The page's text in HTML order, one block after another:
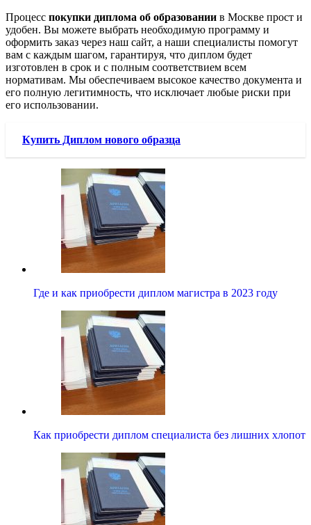
Процесс покупки диплома об образовании в Москве прост и
удобен. Вы можете выбрать необходимую программу и
оформить заказ через наш сайт, а наши специалисты помогут
вам с каждым шагом, гарантируя, что диплом будет
изготовлен в срок и с полным соответствием всем
нормативам. Мы обеспечиваем высокое качество документа и
его полную легитимность, что исключает любые риски при
его использовании.
Купить Диплом нового образца
Где и как приобрести диплом магистра в 2023 году
Как приобрести диплом специалиста без лишних хлопот